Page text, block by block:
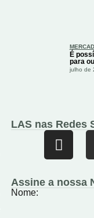
É
para
julho de
LAS nas Redes
Assine a nossa
Nome: